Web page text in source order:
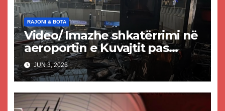
RAJONI & BOTA
Video/ Imazhe shkatërrimi në
aeroportin e Kuvajtit pas
sulmit iranian, një i vdekur
dhe shumë të plagosur
JUN 3, 2026